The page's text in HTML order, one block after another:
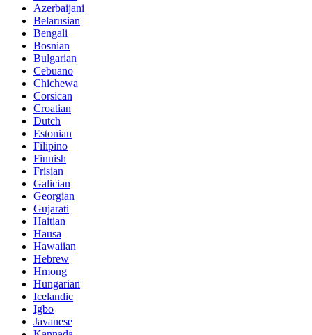
Azerbaijani
Belarusian
Bengali
Bosnian
Bulgarian
Cebuano
Chichewa
Corsican
Croatian
Dutch
Estonian
Filipino
Finnish
Frisian
Galician
Georgian
Gujarati
Haitian
Hausa
Hawaiian
Hebrew
Hmong
Hungarian
Icelandic
Igbo
Javanese